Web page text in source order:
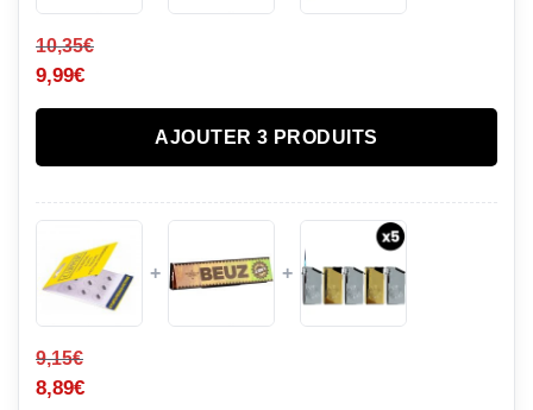
10,35€
9,99€
AJOUTER 3 PRODUITS
+ +
9,15€
8,89€